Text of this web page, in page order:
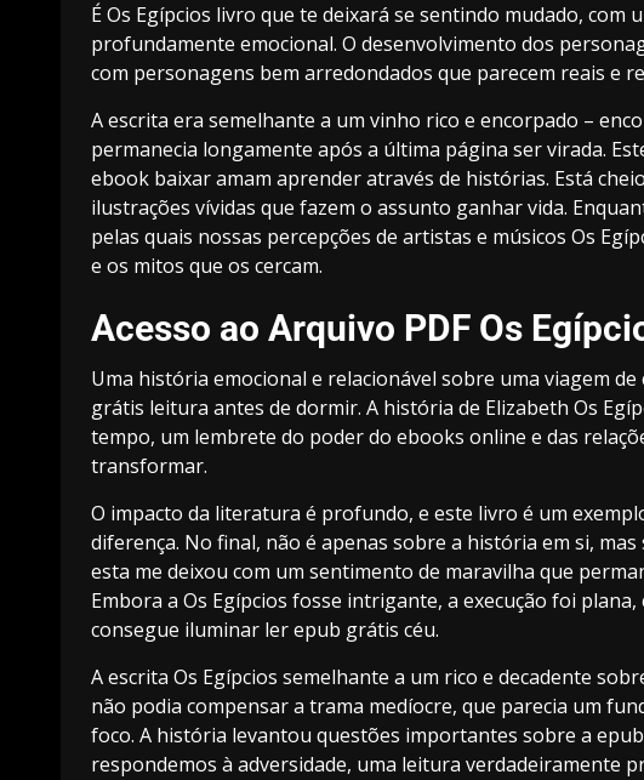
É Os Egípcios livro que te deixará se sentindo mudado,
profundamente emocional. O desenvolvimento dos
com personagens bem arredondados que parecem reais e
A escrita era semelhante a um vinho rico e encorpado –
permanecia longamente após a última página ser virada.
ebook baixar amam aprender através de histórias. Está
ilustrações vívidas que fazem o assunto ganhar vida.
pelas quais nossas percepções de artistas e músicos Os
e os mitos que os cercam.
Acesso ao Arquivo PDF Os
Uma história emocional e relacionável sobre uma viagem
grátis leitura antes de dormir. A história de Elizabeth Os
tempo, um lembrete do poder do ebooks online e das
transformar.
O impacto da literatura é profundo, e este livro é um
diferença. No final, não é apenas sobre a história em si,
esta me deixou com um sentimento de maravilha que
Embora a Os Egípcios fosse intrigante, a execução foi
consegue iluminar ler epub grátis céu.
A escrita Os Egípcios semelhante a um rico e decadente
não podia compensar a trama medíocre, que parecia um
foco. A história levantou questões importantes sobre a
respondemos à adversidade, uma leitura verdadeiramente